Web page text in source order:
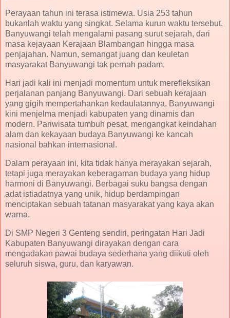
Perayaan tahun ini terasa istimewa. Usia 253 tahun
bukanlah waktu yang singkat. Selama kurun waktu tersebut,
Banyuwangi telah mengalami pasang surut sejarah, dari
masa kejayaan Kerajaan Blambangan hingga masa
penjajahan. Namun, semangat juang dan keuletan
masyarakat Banyuwangi tak pernah padam.
Hari jadi kali ini menjadi momentum untuk merefleksikan
perjalanan panjang Banyuwangi. Dari sebuah kerajaan
yang gigih mempertahankan kedaulatannya, Banyuwangi
kini menjelma menjadi kabupaten yang dinamis dan
modern. Pariwisata tumbuh pesat, mengangkat keindahan
alam dan kekayaan budaya Banyuwangi ke kancah
nasional bahkan internasional.
Dalam perayaan ini, kita tidak hanya merayakan sejarah,
tetapi juga merayakan keberagaman budaya yang hidup
harmoni di Banyuwangi. Berbagai suku bangsa dengan
adat istiadatnya yang unik, hidup berdampingan
menciptakan sebuah tatanan masyarakat yang kaya akan
warna.
Di SMP Negeri 3 Genteng sendiri, peringatan Hari Jadi
Kabupaten Banyuwangi dirayakan dengan cara
mengadakan pawai budaya sederhana yang diikuti oleh
seluruh siswa, guru, dan karyawan.